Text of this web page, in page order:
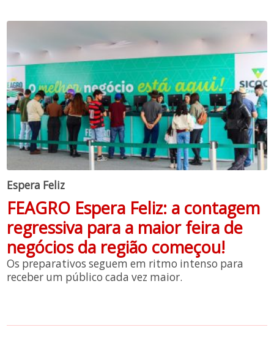
Espera Feliz
FEAGRO Espera Feliz: a contagem
regressiva para a maior feira de
negócios da região começou!
Os preparativos seguem em ritmo intenso para
receber um público cada vez maior.